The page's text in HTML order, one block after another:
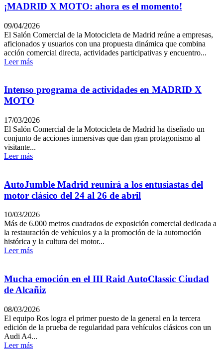
¡MADRID X MOTO: ahora es el momento!
09/04/2026
El Salón Comercial de la Motocicleta de Madrid reúne a empresas,
aficionados y usuarios con una propuesta dinámica que combina
acción comercial directa, actividades participativas y encuentro...
Leer más
Intenso programa de actividades en MADRID X
MOTO
17/03/2026
El Salón Comercial de la Motocicleta de Madrid ha diseñado un
conjunto de acciones inmersivas que dan gran protagonismo al
visitante...
Leer más
AutoJumble Madrid reunirá a los entusiastas del
motor clásico del 24 al 26 de abril
10/03/2026
Más de 6.000 metros cuadrados de exposición comercial dedicada a
la restauración de vehículos y a la promoción de la automoción
histórica y la cultura del motor...
Leer más
Mucha emoción en el III Raid AutoClassic Ciudad
de Alcañiz
08/03/2026
El equipo Ros logra el primer puesto de la general en la tercera
edición de la prueba de regularidad para vehículos clásicos con un
Audi A4...
Leer más